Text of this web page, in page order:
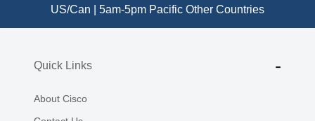
US/Can | 5am-5pm Pacific Other Countries